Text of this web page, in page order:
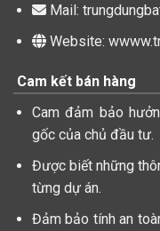
Mail:
Website:
Cam kết bán hàng
Cam đảm bảo
gốc của chủ đầu tư.
Được biết những
từng dự án.
Đảm bảo tính an